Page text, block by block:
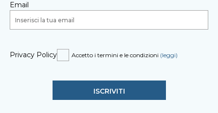
Email
Privacy Policy Accetto i termini e le condizioni (leggi)